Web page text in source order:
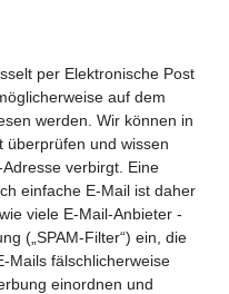
per Elektronische Post
auf dem
werden. Wir können in
überprüfen und wissen
verbirgt. Eine
einfache E-Mail ist daher
viele E-Mail-Anbieter -
(„SPAM-Filter“) ein, die
Mails fälschlicherweise
einordnen und